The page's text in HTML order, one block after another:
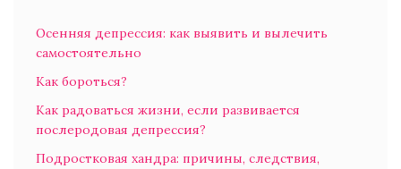
Осенняя депрессия: как выявить и вылечить
самостоятельно
Как бороться?
Как радоваться жизни, если развивается
послеродовая депрессия?
Подростковая хандра: причины, следствия,